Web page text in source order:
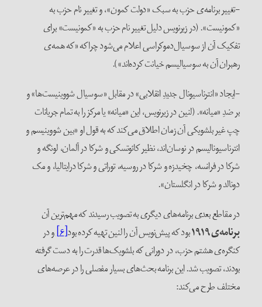
-تغییر برنامه‌ی حزب به سبک «دولت کمون»، و تغییر نام حزب به
«کمونیست». (در زیرنویس دلیل تغییر نام حزب به «کمونیست» برای
تفکیک آن از سوسیال‌دموکراسی اعلام می‌شود چراکه «که همه‌ی
رهبران آن به سوسیالیسم خیانت کرده‌اند»).
-ایجاد «انترناسیونال جدیدِ انقلابی» در مقابل «سوسیال شووینیست‌ها» و
بر ضدِ «میانه». (لنین در زیرنویس، این «میانه» یا مرکز را به تمام جریانات
چپ غیر بلشویکی آن زمان اطلاق می‌کند که به قول او «بین شووینیسم و
انترناسیونالیسم در نوسان‌اند، نظیر کائوتسکی و شرکا در آلمان، لونگه و
شرکا در فرانسه، چخیدزه و شرکا در روسیه، توراتی و شرکا درایتالیا، و مک
دونالد و شرکا در انگلستان».
در مقاطع بعدی برنامه‌های دیگری به تصویب رسیدند که مهم‌ترین آن
برنامه‌ی ۱۹۱۹
بود که پیش‌نویس آن را لنین تهیه کرده بود[۶] و در
کنگره‌ی هشتم حزب، در دورانی که بلشویک‌ها قدرت را به دست گرفته
بودند، تصویب شد. این برنامه بحث‌های بسیار مفصلی را در عرصه‌های
مختلف طرح می‌کند: